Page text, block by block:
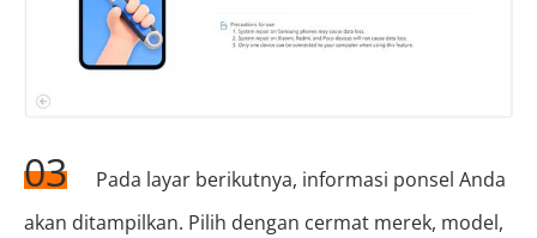
03
Pada layar berikutnya, informasi ponsel Anda
akan ditampilkan. Pilih dengan cermat merek, model,